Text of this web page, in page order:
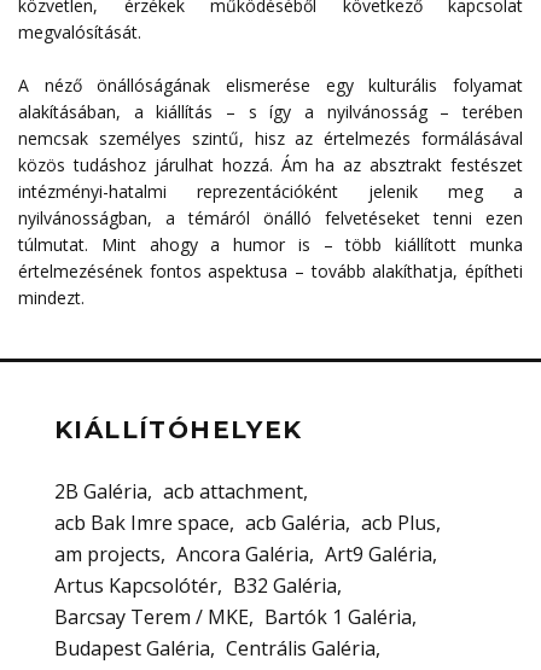
közvetlen, érzékek működéséből következő kapcsolat
megvalósítását.
A néző önállóságának elismerése egy kulturális folyamat
alakításában, a kiállítás – s így a nyilvánosság – terében
nemcsak személyes szintű, hisz az értelmezés formálásával
közös tudáshoz járulhat hozzá. Ám ha az absztrakt festészet
intézményi-hatalmi reprezentációként jelenik meg a
nyilvánosságban, a témáról önálló felvetéseket tenni ezen
túlmutat. Mint ahogy a humor is – több kiállított munka
értelmezésének fontos aspektusa – tovább alakíthatja, építheti
mindezt.
KIÁLLÍTÓHELYEK
2B Galéria
acb attachment
acb Bak Imre space
acb Galéria
acb Plus
am projects
Ancora Galéria
Art9 Galéria
Artus Kapcsolótér
B32 Galéria
Barcsay Terem / MKE
Bartók 1 Galéria
Budapest Galéria
Centrális Galéria